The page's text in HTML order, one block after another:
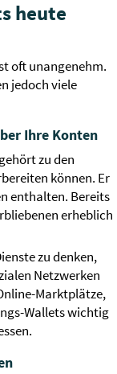
heute
oft unangenehm.
jedoch viele
Ihre Konten
zu den
können. Er
enthalten. Bereits
erheblich
zu denken,
Netzwerken
Marktplätze,
Wallets wichtig